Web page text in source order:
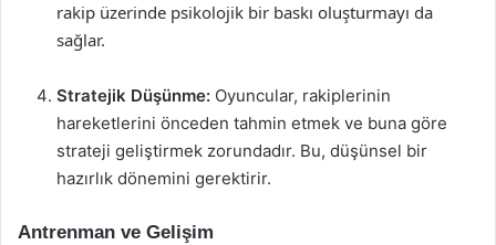
rakip üzerinde psikolojik bir baskı oluşturmayı da
sağlar.
Stratejik Düşünme: Oyuncular, rakiplerinin
hareketlerini önceden tahmin etmek ve buna göre
strateji geliştirmek zorundadır. Bu, düşünsel bir
hazırlık dönemini gerektirir.
Antrenman ve Gelişim